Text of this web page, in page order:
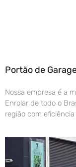
Portão de
Nossa empresa é a
Enrolar de todo o
região com eficiência